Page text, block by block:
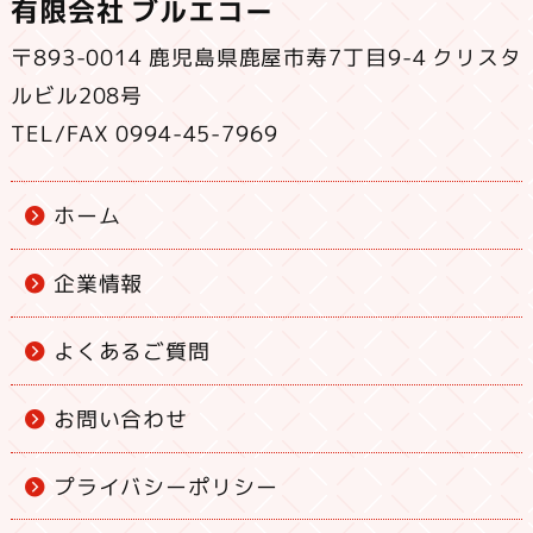
有限会社 ブルエコー
〒893-0014 鹿児島県鹿屋市寿7丁目9-4 クリスタ
ルビル208号
TEL/FAX 0994-45-7969
ホーム
企業情報
よくあるご質問
お問い合わせ
プライバシーポリシー